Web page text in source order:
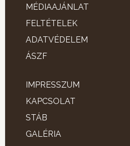
MÉDIAAJÁNLAT
FELTÉTELEK
ADATVÉDELEM
ÁSZF
IMPRESSZUM
KAPCSOLAT
STÁB
GALÉRIA